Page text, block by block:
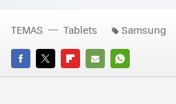
FACEBOOK
TWITTERFLIPBOARD
E-
WHATSAPP
TEMAS Tablets Samsung